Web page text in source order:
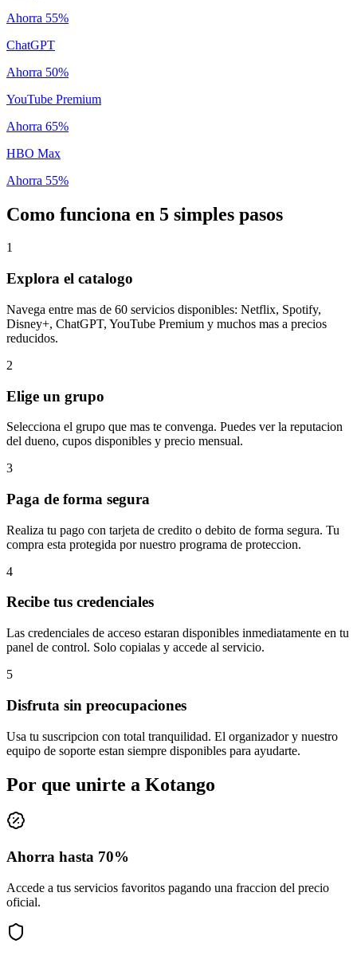
Ahorra 55%
ChatGPT
Ahorra 50%
YouTube Premium
Ahorra 65%
HBO Max
Ahorra 55%
Como funciona en 5 simples pasos
1
Explora el catalogo
Navega entre mas de 60 servicios disponibles: Netflix, Spotify,
Disney+, ChatGPT, YouTube Premium y muchos mas a precios
reducidos.
2
Elige un grupo
Selecciona el grupo que mas te convenga. Puedes ver la reputacion
del dueno, cupos disponibles y precio mensual.
3
Paga de forma segura
Realiza tu pago con tarjeta de credito o debito de forma segura. Tu
compra esta protegida por nuestro programa de proteccion.
4
Recibe tus credenciales
Las credenciales de acceso estaran disponibles inmediatamente en tu
panel de control. Solo copialas y accede al servicio.
5
Disfruta sin preocupaciones
Usa tu suscripcion con total tranquilidad. El organizador y nuestro
equipo de soporte estan siempre disponibles para ayudarte.
Por que unirte a Kotango
Ahorra hasta 70%
Accede a tus servicios favoritos pagando una fraccion del precio
oficial.